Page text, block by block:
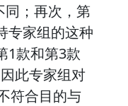
同；再次，第
专家组的这种
1款和第3款
此专家组对
符合目的与